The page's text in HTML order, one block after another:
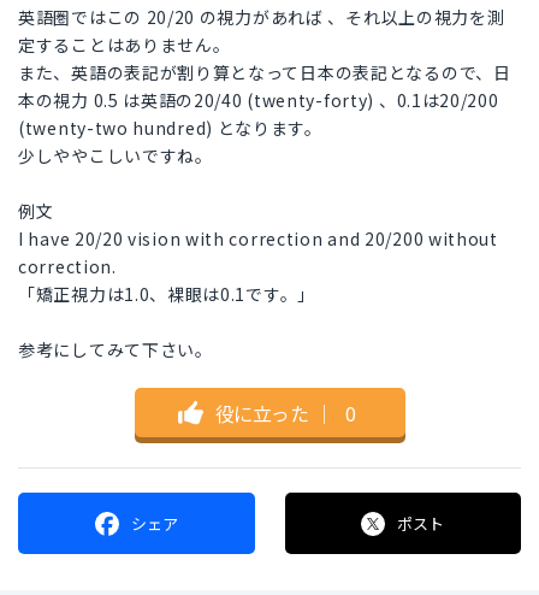
英語圏ではこの 20/20 の視力があれば 、それ以上の視力を測
定することはありません。
また、英語の表記が割り算となって日本の表記となるので、日
本の視力 0.5 は英語の20/40 (twenty-forty) 、0.1は20/200
(twenty-two hundred) となります。
少しややこしいですね。
例文
I have 20/20 vision with correction and 20/200 without
correction.
「矯正視力は1.0、裸眼は0.1です。」
参考にしてみて下さい。
役に立った ｜ 0
シェア ポスト